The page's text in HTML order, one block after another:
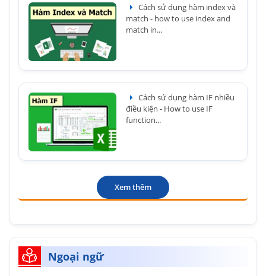
Cách sử dụng hàm index và
match - how to use index and
match in...
Cách sử dụng hàm IF nhiều
điều kiện - How to use IF
function...
Xem thêm
Ngoại ngữ